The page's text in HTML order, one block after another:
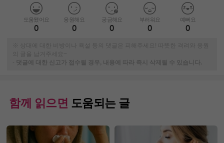
도움됐어요
0
응원해요
0
궁금해요
0
부러워요
0
예뻐요
0
※ 상대에 대한 비방이나 욕설 등의 댓글은 피해주세요! 따뜻한 격려와 응원
의 글을 남겨주세요~
-
댓글에 대한 신고가 접수될 경우, 내용에 따라 즉시 삭제될 수 있습니다.
함께 읽으면 도움되는 글